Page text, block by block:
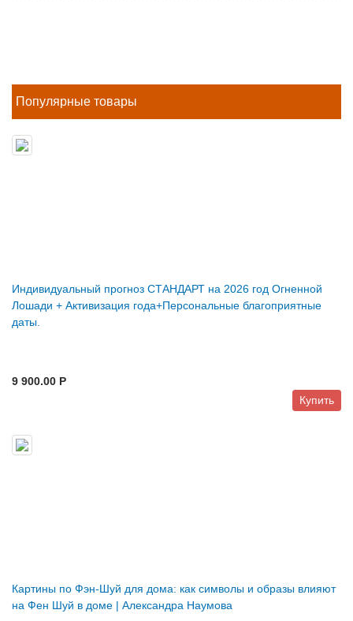
Популярные товары
Индивидуальный прогноз СТАНДАРТ на 2026 год Огненной
Лошади + Активизация года+Персональные благоприятные
даты.
9 900.00 P
Купить
Картины по Фэн-Шуй для дома: как символы и образы влияют
на Фен Шуй в доме | Александра Наумова